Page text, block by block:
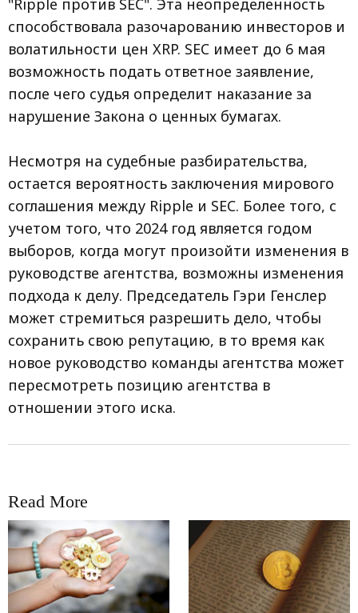
"Ripple против SEC". Эта неопределенность
способствовала разочарованию инвесторов и
волатильности цен XRP. SEC имеет до 6 мая
возможность подать ответное заявление,
после чего судья определит наказание за
нарушение Закона о ценных бумагах.
Несмотря на судебные разбирательства,
остается вероятность заключения мирового
соглашения между Ripple и SEC. Более того, с
учетом того, что 2024 год является годом
выборов, когда могут произойти изменения в
руководстве агентства, возможны изменения
подхода к делу. Председатель Гэри Генслер
может стремиться разрешить дело, чтобы
сохранить свою репутацию, в то время как
новое руководство команды агентства может
пересмотреть позицию агентства в
отношении этого иска.
Read More
RRCNEWS_RU RRCNEWS_RU